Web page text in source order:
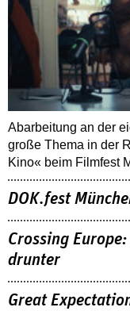
Abarbeitung an der
große Thema in der
Kino« beim Filmfest
DOK.fest
Crossing
drunter
Great